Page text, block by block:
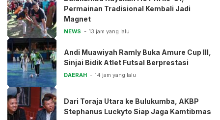
Permainan Tradisional Kembali Jadi
Magnet
NEWS 13 jam yang lalu
Andi Muawiyah Ramly Buka Amure Cup III,
Sinjai Bidik Atlet Futsal Berprestasi
DAERAH 14 jam yang lalu
Dari Toraja Utara ke Bulukumba, AKBP
Stephanus Luckyto Siap Jaga Kamtibmas